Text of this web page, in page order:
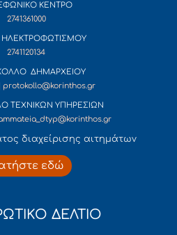
ΚΕΝΤΡΟ
2741361000
ΗΛΕΚΤΡΟΦΩΤΙΣΜΟΥ
2741120134
ΔΗΜΑΡΧΕΙΟΥ
| protokollo@korinthos.gr
ΤΕΧΝΙΚΩΝ ΥΠΗΡΕΣΙΩΝ
διαχείρισης αιτημάτων
εδώ
ΔΕΛΤΙΟ